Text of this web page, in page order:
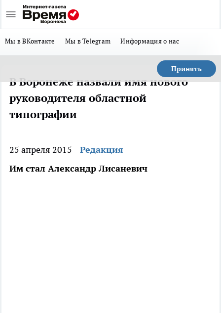
Мы в ВКонтакте Мы в Telegram Информация о нас
Принять
В Воронеже назвали имя нового
руководителя областной
типографии
25 апреля 2015
Редакция
Им стал Александр Лисаневич